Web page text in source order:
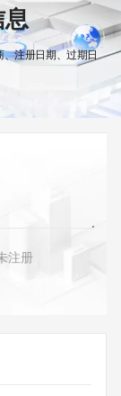
注册日期、过期日
注册